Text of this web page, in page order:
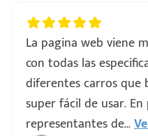
La pagina web viene
con todas las
diferentes carros que
super fácil de usar. En
representantes de...